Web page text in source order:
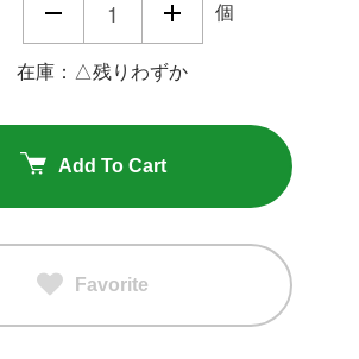
個
在庫：△残りわずか
Add To Cart
Favorite